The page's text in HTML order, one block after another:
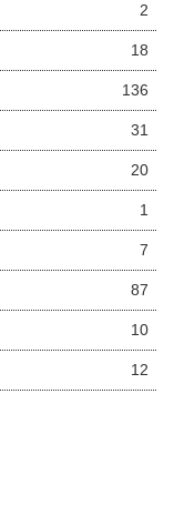
2
18
136
31
20
1
7
87
10
12